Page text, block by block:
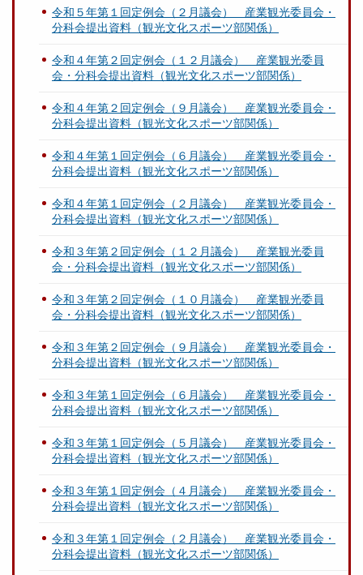
令和５年第１回定例会（２月議会） 産業観光委員会・
分科会提出資料（観光文化スポーツ部関係）
令和４年第２回定例会（１２月議会） 産業観光委員
会・分科会提出資料（観光文化スポーツ部関係）
令和４年第２回定例会（９月議会） 産業観光委員会・
分科会提出資料（観光文化スポーツ部関係）
令和４年第１回定例会（６月議会） 産業観光委員会・
分科会提出資料（観光文化スポーツ部関係）
令和４年第１回定例会（２月議会） 産業観光委員会・
分科会提出資料（観光文化スポーツ部関係）
令和３年第２回定例会（１２月議会） 産業観光委員
会・分科会提出資料（観光文化スポーツ部関係）
令和３年第２回定例会（１０月議会） 産業観光委員
会・分科会提出資料（観光文化スポーツ部関係）
令和３年第２回定例会（９月議会） 産業観光委員会・
分科会提出資料（観光文化スポーツ部関係）
令和３年第１回定例会（６月議会） 産業観光委員会・
分科会提出資料（観光文化スポーツ部関係）
令和３年第１回定例会（５月議会） 産業観光委員会・
分科会提出資料（観光文化スポーツ部関係）
令和３年第１回定例会（４月議会） 産業観光委員会・
分科会提出資料（観光文化スポーツ部関係）
令和３年第１回定例会（２月議会） 産業観光委員会・
分科会提出資料（観光文化スポーツ部関係）